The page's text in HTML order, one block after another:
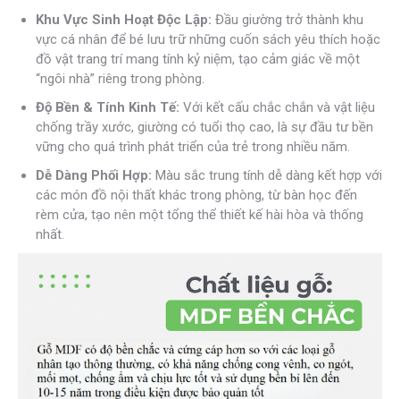
Khu Vực Sinh Hoạt Độc Lập: Đầu giường trở thành khu
vực cá nhân để bé lưu trữ những cuốn sách yêu thích hoặc
đồ vật trang trí mang tính kỷ niệm, tạo cảm giác về một
“ngôi nhà” riêng trong phòng.
Độ Bền & Tính Kinh Tế: Với kết cấu chắc chắn và vật liệu
chống trầy xước, giường có tuổi thọ cao, là sự đầu tư bền
vững cho quá trình phát triển của trẻ trong nhiều năm.
Dễ Dàng Phối Hợp: Màu sắc trung tính dễ dàng kết hợp với
các món đồ nội thất khác trong phòng, từ bàn học đến
rèm cửa, tạo nên một tổng thể thiết kế hài hòa và thống
nhất.